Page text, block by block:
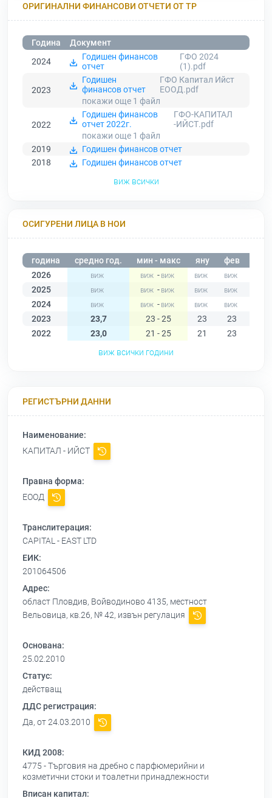
ОРИГИНАЛНИ ФИНАНСОВИ ОТЧЕТИ ОТ ТР
Година
Документ
2024
Годишен финансов
отчет
ГФО 2024
(1).pdf
2023
Годишен
финансов отчет
ГФО Капитал Ийст
ЕООД.pdf
покажи още 1 файл
2022
Годишен финансов
отчет 2022г.
ГФО-КАПИТАЛ
-ИЙСТ.pdf
покажи още 1 файл
2019
Годишен финансов отчет
2018
Годишен финансов отчет
виж всички
ОСИГУРЕНИ ЛИЦА В НОИ
година средно год. мин - макс яну фев
2026
-
2025
-
2024
-
2023
23,7 23 - 25 23 23
2022
23,0 21 - 25 21 23
виж всички години
РЕГИСТЪРНИ ДАННИ
Наименование:
КАПИТАЛ - ИЙСТ
Правна форма:
ЕООД
Транслитерация:
CAPITAL - EAST LTD
ЕИК:
201064506
Адрес:
област Пловдив, Войводиново 4135, местност
Вельовица, кв.26, № 42, извън регулация
Основана:
25.02.2010
Статус:
действащ
ДДС регистрация:
Да, от 24.03.2010
КИД 2008:
4775 - Търговия на дребно с парфюмерийни и
козметични стоки и тоалетни принадлежности
Вписан капитал: